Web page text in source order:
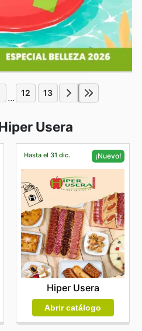
... 12 13
Usera
Hasta el 31 dic. ¡Nuevo!
Hiper Usera
Abrir catálogo